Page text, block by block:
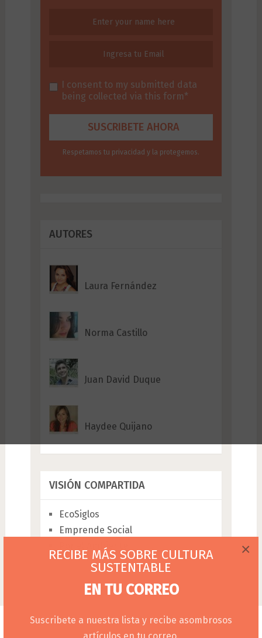
RECIBE MÁS SOBRE CULTURA
SUSTENTABLE
EN TU CORREO
Suscribete a nuestra lista y recibe asombrosos
×
I consent to my submitted data
being collected via this form*
Respetamos tu privacidad y la protegemos.
AUTORES
Laura Fernández
Norma Castillo
Juan David Duque
Haydee Quijano
VISIÓN COMPARTIDA
EcoSiglos
Emprende Social
Por el Ambiente
Copyright © 2026. Sitio creado por